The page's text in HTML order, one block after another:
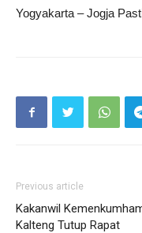
Yogyakarta – Jogja
Previous article
Kakanwil
Kalteng Tutup Rapat